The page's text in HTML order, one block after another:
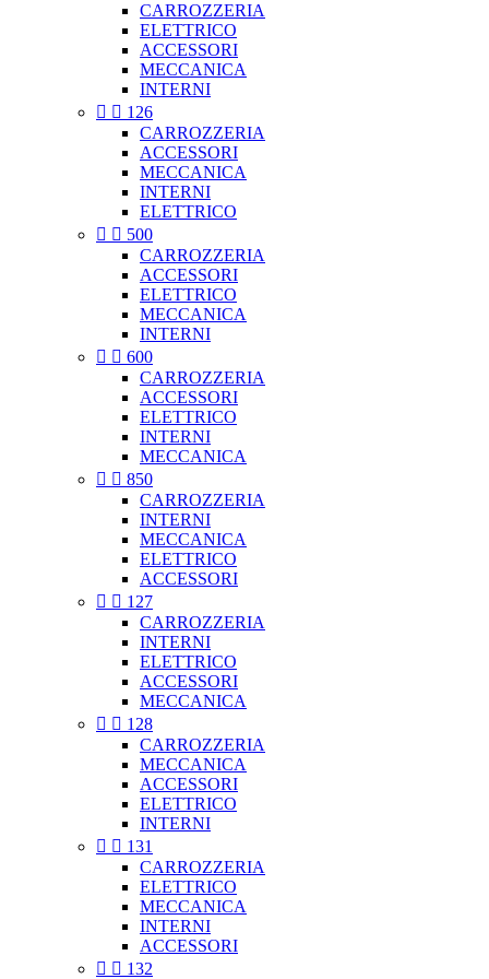
CARROZZERIA
ELETTRICO
ACCESSORI
MECCANICA
INTERNI
  126
CARROZZERIA
ACCESSORI
MECCANICA
INTERNI
ELETTRICO
  500
CARROZZERIA
ACCESSORI
ELETTRICO
MECCANICA
INTERNI
  600
CARROZZERIA
ACCESSORI
ELETTRICO
INTERNI
MECCANICA
  850
CARROZZERIA
INTERNI
MECCANICA
ELETTRICO
ACCESSORI
  127
CARROZZERIA
INTERNI
ELETTRICO
ACCESSORI
MECCANICA
  128
CARROZZERIA
MECCANICA
ACCESSORI
ELETTRICO
INTERNI
  131
CARROZZERIA
ELETTRICO
MECCANICA
INTERNI
ACCESSORI
  132